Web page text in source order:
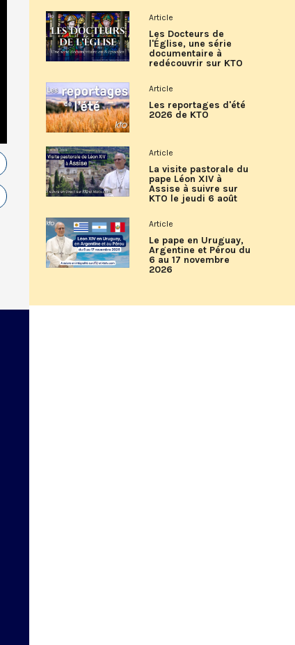
Article
Les Docteurs de
l'Église, une série
documentaire à
redécouvrir sur KTO
Article
Les reportages d'été
2026 de KTO
Article
La visite pastorale du
pape Léon XIV à
Assise à suivre sur
KTO le jeudi 6 août
Article
Le pape en Uruguay,
Argentine et Pérou du
6 au 17 novembre
2026